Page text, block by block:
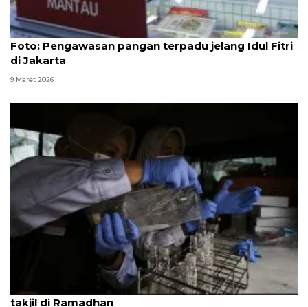
Foto
Foto: Pengawasan pangan terpadu jelang Idul Fitri
di Jakarta
9 Maret 2026
BPOM Bandarlampung tingkatkan pengawasan
takjil di Ramadhan